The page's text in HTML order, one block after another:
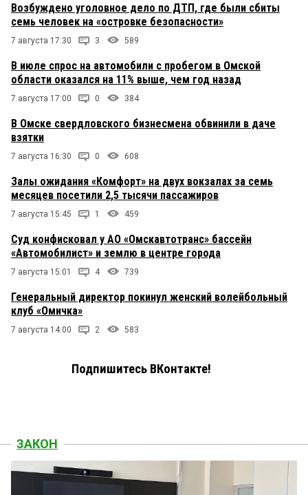
Возбуждено уголовное дело по ДТП, где были сбиты
семь человек на «островке безопасности»
7 августа 17:30 3 589
В июле спрос на автомобили с пробегом в Омской
области оказался на 11% выше, чем год назад
7 августа 17:00 0 384
В Омске свердловского бизнесмена обвинили в даче
взятки
7 августа 16:30 0 608
Залы ожидания «Комфорт» на двух вокзалах за семь
месяцев посетили 2,5 тысячи пассажиров
7 августа 15:45 1 459
Суд конфисковал у АО «Омскавтотранс» бассейн
«Автомобилист» и землю в центре города
7 августа 15:01 4 739
Генеральный директор покинул женский волейбольный
клуб «Омичка»
7 августа 14:00 2 583
Подпишитесь ВКонтакте!
ЗАКОН